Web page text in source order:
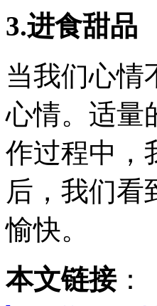
3.进食甜品
当我们心情
心情。适量
作过程中，
后，我们看
愉快。
本文链接：